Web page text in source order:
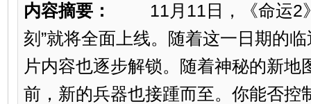
内容摘要：
11月11日，《命运2》
刻”就将全面上线。随着这一日期的
片内容也逐步解锁。随着神秘的新地
前，新的兵器也接踵而至。你能否控